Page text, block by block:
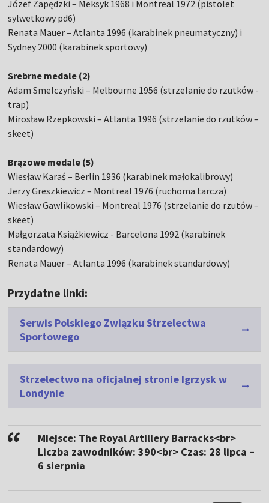
Józef Zapędzki – Meksyk 1968 i Montreal 1972 (pistolet
sylwetkowy pd6)
Renata Mauer – Atlanta 1996 (karabinek pneumatyczny) i
Sydney 2000 (karabinek sportowy)
Srebrne medale (2)
Adam Smelczyński – Melbourne 1956 (strzelanie do rzutków -
trap)
Mirosław Rzepkowski – Atlanta 1996 (strzelanie do rzutków –
skeet)
Brązowe medale (5)
Wiesław Karaś – Berlin 1936 (karabinek małokalibrowy)
Jerzy Greszkiewicz – Montreal 1976 (ruchoma tarcza)
Wiesław Gawlikowski – Montreal 1976 (strzelanie do rzutów –
skeet)
Małgorzata Książkiewicz - Barcelona 1992 (karabinek
standardowy)
Renata Mauer – Atlanta 1996 (karabinek standardowy)
Przydatne linki:
Serwis Polskiego Związku Strzelectwa
Sportowego
Strzelectwo na oficjalnej stronie Igrzysk w
Londynie
Miejsce: The Royal Artillery Barracks<br>
Liczba zawodników: 390<br> Czas: 28 lipca –
6 sierpnia